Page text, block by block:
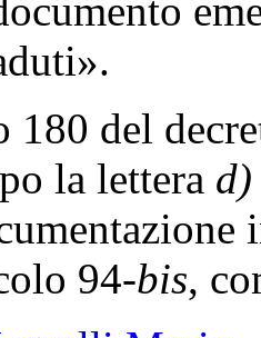
del
la lettera d)
94-bis,